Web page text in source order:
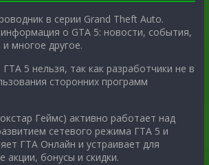
в серии Grand Theft Auto.
о GTA 5: новости, события,
многое другое.
5 нельзя, так как разработчики не в
сторонних программ
Геймс) активно работает над
сетевого режима ГТА 5 и
ГТА Онлайн и устраивает для
акции, бонусы и скидки.